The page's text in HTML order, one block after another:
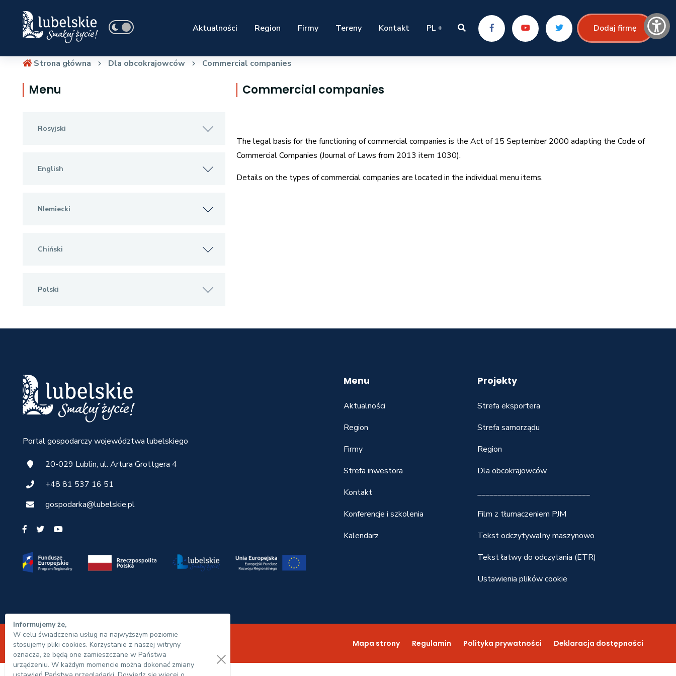
Aktualności Region Firmy Tereny Kontakt PL + Dodaj firmę
Strona główna Dla obcokrajowców Commercial companies
Menu
Rosyjski
English
NIemiecki
Chiński
Polski
Commercial companies
The legal basis for the functioning of commercial companies is the Act of 15 September 2000 adapting the Code of
Commercial Companies (Journal of Laws from 2013 item 1030).
Details on the types of commercial companies are located in the individual menu items.
Portal gospodarczy województwa lubelskiego
20-029 Lublin, ul. Artura Grottgera 4
+48 81 537 16 51
gospodarka@lubelskie.pl
Menu
Aktualności
Region
Firmy
Strefa inwestora
Kontakt
Konferencje i szkolenia
Kalendarz
Projekty
Strefa eksportera
Strefa samorządu
Region
Dla obcokrajowców
____________________________
Film z tłumaczeniem PJM
Tekst odczytywalny maszynowo
Tekst łatwy do odczytania (ETR)
Ustawienia plików cookie
© Urząd Marszałkowski Województwa Lubelskiego 2022 Mapa strony Regulamin Polityka prywatności Deklaracja dostępności
Informujemy że,
W celu świadczenia usług na najwyższym poziomie
stosujemy pliki cookies. Korzystanie z naszej witryny
oznacza, że będą one zamieszczane w Państwa
urządzeniu. W każdym momencie można dokonać zmiany